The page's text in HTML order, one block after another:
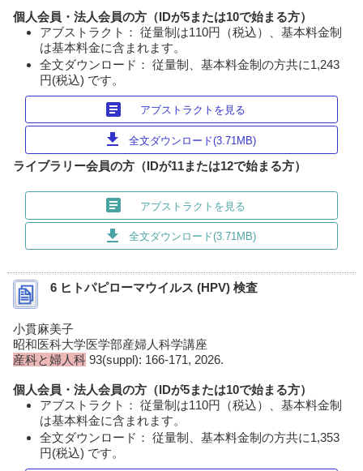
個人会員・法人会員の方（IDが5または10で始まる方）
アブストラクト： 従量制は110円（税込）、基本料金制
は基本料金に含まれます。
全文ダウンロード： 従量制、基本料金制の方共に1,243
円(税込) です。
article アブストラクトを見る
download 全文ダウンロード(3.71MB)
ライブラリー会員の方（IDが11または12で始まる方）
article アブストラクトを見る
download 全文ダウンロード(3.71MB)
6 ヒトパピローマウイルス (HPV) 検査
小貫麻美子
昭和医科大学医学部産婦人科学講座
産科と婦人科 93(suppl): 166-171, 2026.
個人会員・法人会員の方（IDが5または10で始まる方）
アブストラクト： 従量制は110円（税込）、基本料金制
は基本料金に含まれます。
全文ダウンロード： 従量制、基本料金制の方共に1,353
円(税込) です。